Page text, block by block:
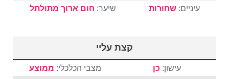
עיניים: שחורות שיער: חום ארוך מתולתל
קצת עליי
עישון: כן מצבי הכלכלי: ממוצע